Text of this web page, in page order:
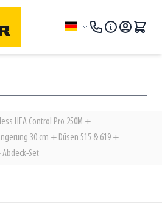
Sprache
HEA Control Pro 250M +
30 cm + Düsen 515 & 619 +
Abdeck-Set